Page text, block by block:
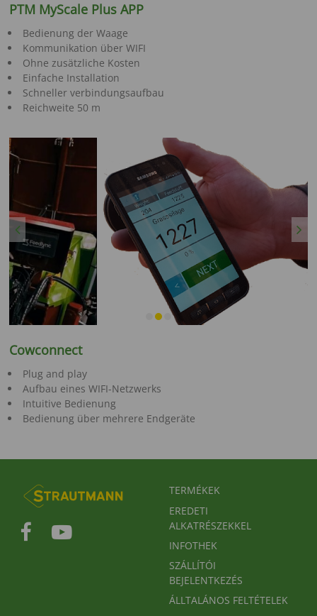
PTM MyScale Plus APP
Bedienung der Waage
Kommunikation über WIFI
Ohne zusätzliche Kosten
Einfache Installation
Schneller verbindungsaufbau
Reichweite 50 m
Previous
Cowconnect
Plug and play
Aufbau eines WIFI-Netzwerks
Intuitive Bedienung
Bedienung über mehrere Endgeräte
FUSSBEREICHSMENÜ
TERMÉKEK
EREDETI
ALKATRÉSZEKKEL
INFOTHEK
SZÁLLÍTÓI
BEJELENTKEZÉS
ÁLLTALÁNOS FELTÉTELEK